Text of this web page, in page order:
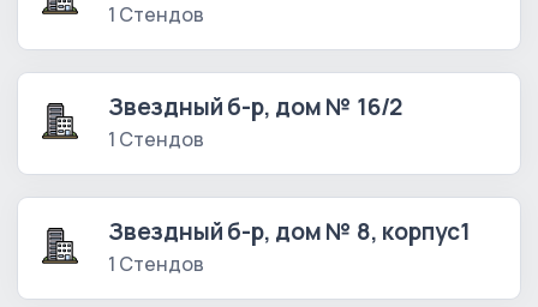
1 Стендов
Звездный б-р, дом № 16/2
1 Стендов
Звездный б-р, дом № 8, корпус1
1 Стендов